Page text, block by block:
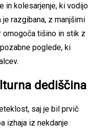
in kolesarjenje, ki vodijo
razgibana, z manjšimi
omogoča tišino in stik z
poglede, ki
dediščina
saj je bil prvič
izhaja iz nekdanje